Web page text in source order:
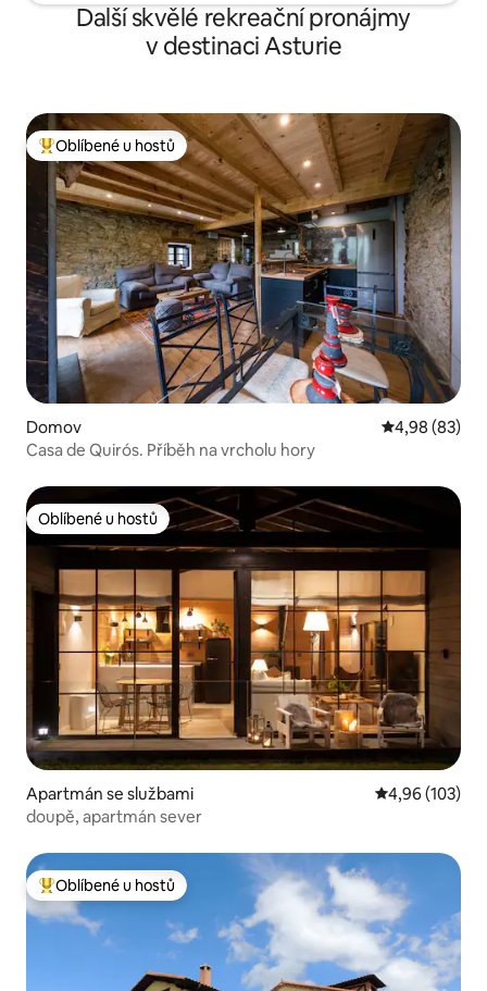
Další skvělé rekreační pronájmy
v destinaci Asturie
Nejlepší v kategorii Oblíbené u hostů
Oblíbené u hostů
Domov Průměrné
4,98 (83)
Casa de Quirós. Příběh na vrcholu hory
Oblíbené u hostů
Oblíbené u hostů
Apartmán se službami Průměrné
4,96 (103)
doupě, apartmán sever
Nejlepší v kategorii Oblíbené u hostů
Oblíbené u hostů